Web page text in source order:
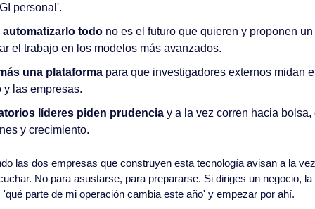
personal'.
todo no es el futuro que quieren y proponen
el trabajo en los modelos más avanzados.
una plataforma para que investigadores externos midan
y las empresas.
líderes piden prudencia y a la vez corren hacia bolsa,
y crecimiento.
las dos empresas que construyen esta tecnología avisan a la
No para asustarse, para prepararse. Si diriges un negocio, la
parte de mi operación cambia este año' y empezar por ahí.